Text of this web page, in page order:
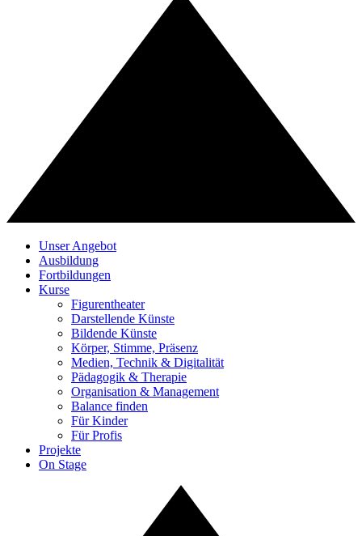
Unser Angebot
Ausbildung
Fortbildungen
Kurse
Figurentheater
Darstellende Künste
Bildende Künste
Körper, Stimme, Präsenz
Medien, Technik & Digitalität
Pädagogik & Therapie
Organisation & Management
Balance finden
Für Kinder
Für Profis
Projekte
On Stage